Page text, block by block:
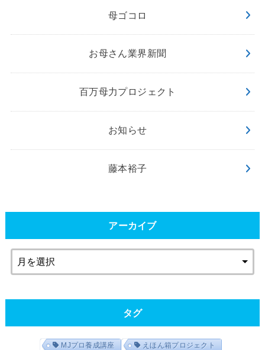
母ゴコロ
お母さん業界新聞
百万母力プロジェクト
お知らせ
藤本裕子
アーカイブ
タグ
MJプロ養成講座 えほん箱プロジェクト